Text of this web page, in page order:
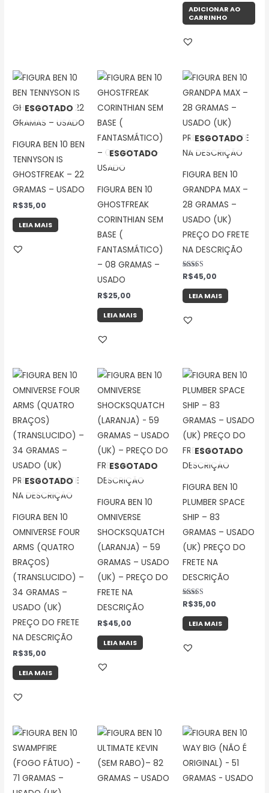
ADICIONAR AO
CARRINHO
ESGOTADO
FIGURA BEN 10 BEN
TENNYSON IS
GHOSTFREAK – 22
GRAMAS – USADO
R$35,00
LEIA MAIS
ESGOTADO
FIGURA BEN 10
GHOSTFREAK
CORINTHIAN SEM
BASE (
FANTASMÁTICO)
– 08 GRAMAS –
USADO
R$25,00
LEIA MAIS
ESGOTADO
FIGURA BEN 10
GRANDPA MAX –
28 GRAMAS –
USADO (UK)
PREÇO DO FRETE
NA DESCRIÇÃO
Avaliação
5.00
de 5
R$45,00
LEIA MAIS
ESGOTADO
FIGURA BEN 10
OMNIVERSE FOUR
ARMS (QUATRO
BRAÇOS)
(TRANSLUCIDO) –
34 GRAMAS –
USADO (UK)
PREÇO DO FRETE
NA DESCRIÇÃO
R$35,00
LEIA MAIS
ESGOTADO
FIGURA BEN 10
OMNIVERSE
SHOCKSQUATCH
(LARANJA) – 59
GRAMAS – USADO
(UK) – PREÇO DO
FRETE NA
DESCRIÇÃO
R$45,00
LEIA MAIS
ESGOTADO
FIGURA BEN 10
PLUMBER SPACE
SHIP – 83
GRAMAS – USADO
(UK) PREÇO DO
FRETE NA
DESCRIÇÃO
Avaliação
5.00
de 5
R$35,00
LEIA MAIS